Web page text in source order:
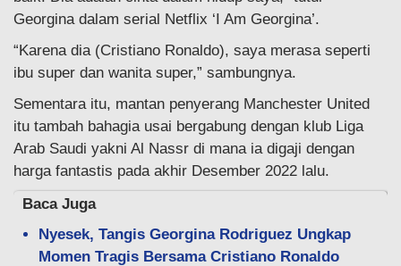
Georgina dalam serial Netflix ‘I Am Georgina’.
“Karena dia (Cristiano Ronaldo), saya merasa seperti
ibu super dan wanita super,” sambungnya.
Sementara itu, mantan penyerang Manchester United
itu tambah bahagia usai bergabung dengan klub Liga
Arab Saudi yakni Al Nassr di mana ia digaji dengan
harga fantastis pada akhir Desember 2022 lalu.
Baca Juga
Nyesek, Tangis Georgina Rodriguez Ungkap
Momen Tragis Bersama Cristiano Ronaldo